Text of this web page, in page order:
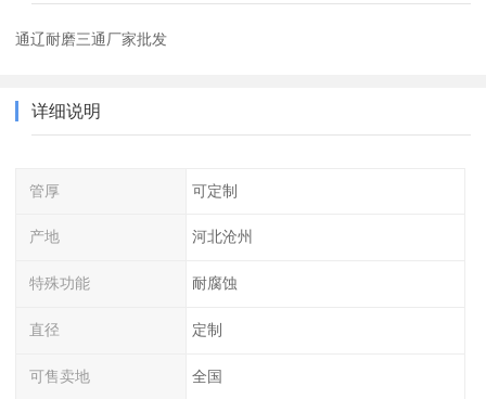
通辽耐磨三通厂家批发
详细说明
管厚 可定制
产地 河北沧州
特殊功能 耐腐蚀
直径 定制
可售卖地 全国